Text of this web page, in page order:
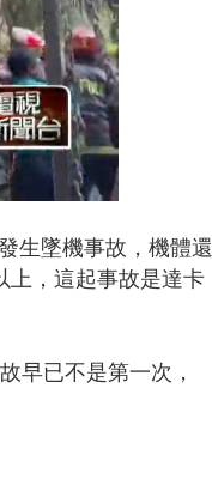
生墜機事故，機體還
上，這起事故是達卡
早已不是第一次，